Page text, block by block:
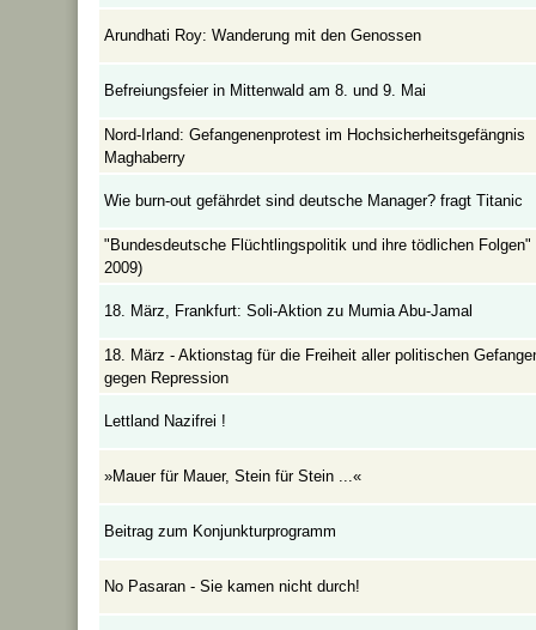
Arundhati Roy: Wanderung mit den Genossen
Befreiungsfeier in Mittenwald am 8. und 9. Mai
Nord-Irland: Gefangenenprotest im Hochsicherheitsgefängnis
Maghaberry
Wie burn-out gefährdet sind deutsche Manager? fragt Titanic
"Bundesdeutsche Flüchtlingspolitik und ihre tödlichen Folgen"
2009)
18. März, Frankfurt: Soli-Aktion zu Mumia Abu-Jamal
18. März - Aktionstag für die Freiheit aller politischen
gegen Repression
Lettland Nazifrei !
»Mauer für Mauer, Stein für Stein ...«
Beitrag zum Konjunkturprogramm
No Pasaran - Sie kamen nicht durch!